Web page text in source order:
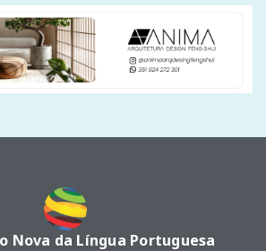
Nova da Língua Portuguesa